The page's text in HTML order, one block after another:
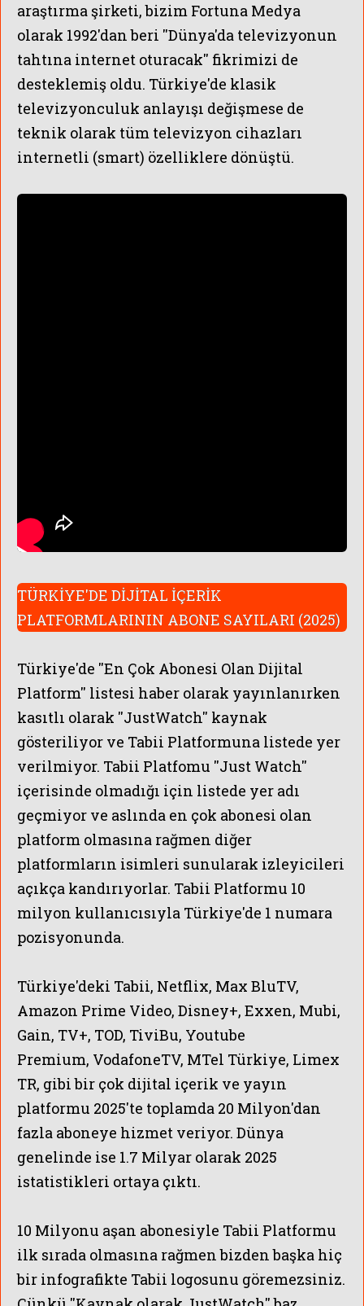
YENİ
araştırma şirketi, bizim Fortuna Medya
olarak 1992'dan beri ''Dünya'da televizyonun
tahtına internet oturacak'' fikrimizi de
desteklemiş oldu. Türkiye'de klasik
televizyonculuk anlayışı değişmese de
teknik olarak tüm televizyon cihazları
internetli (smart) özelliklere dönüştü.
TÜRKİYE'DE DİJİTAL İÇERİK
PLATFORMLARININ ABONE SAYILARI (2025)
Türkiye'de ''En Çok Abonesi Olan Dijital
Platform'' listesi haber olarak yayınlanırken
kasıtlı olarak ''JustWatch'' kaynak
gösteriliyor ve Tabii Platformuna listede yer
verilmiyor. Tabii Platfomu ''Just Watch''
içerisinde olmadığı için listede yer adı
geçmiyor ve aslında en çok abonesi olan
platform olmasına rağmen diğer
platformların isimleri sunularak izleyicileri
açıkça kandırıyorlar. Tabii Platformu 10
milyon kullanıcısıyla Türkiye'de 1 numara
pozisyonunda.
Türkiye'deki Tabii, Netflix, Max BluTV,
Amazon Prime Video, Disney+, Exxen, Mubi,
Gain, TV+, TOD, TiviBu, Youtube
Premium, VodafoneTV, MTel Türkiye, Limex
TR, gibi bir çok dijital içerik ve yayın
platformu 2025'te toplamda 20 Milyon'dan
fazla aboneye hizmet veriyor. Dünya
genelinde ise 1.7 Milyar olarak 2025
istatistikleri ortaya çıktı.
10 Milyonu aşan abonesiyle Tabii Platformu
ilk sırada olmasına rağmen bizden başka hiç
bir infografikte Tabii logosunu göremezsiniz.